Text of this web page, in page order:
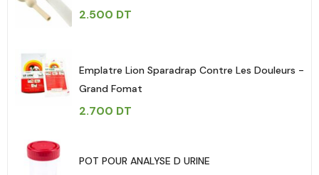
2.500 DT
Emplatre Lion Sparadrap Contre Les Douleurs -
Grand Fomat
2.700 DT
POT POUR ANALYSE D URINE